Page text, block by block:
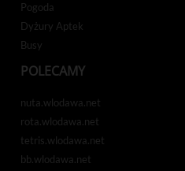
Pogoda
Dyżury Aptek
Busy
POLECAMY
nuta.wlodawa.net
rota.wlodawa.net
tetris.wlodawa.net
bb.wlodawa.net